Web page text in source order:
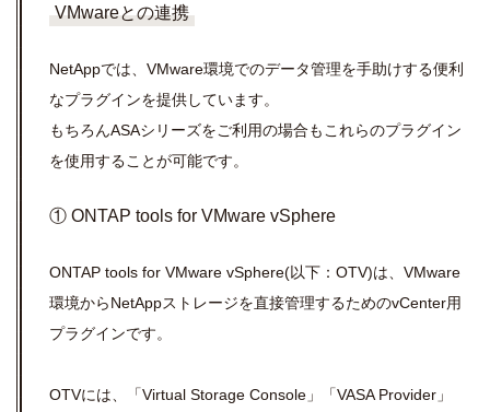
VMwareとの連携
NetAppでは、VMware環境でのデータ管理を手助けする便利
なプラグインを提供しています。
もちろんASAシリーズをご利用の場合もこれらのプラグイン
を使用することが可能です。
① ONTAP tools for VMware vSphere
ONTAP tools for VMware vSphere(以下：OTV)は、VMware
環境からNetAppストレージを直接管理するためのvCenter用
プラグインです。
OTVには、「Virtual Storage Console」「VASA Provider」